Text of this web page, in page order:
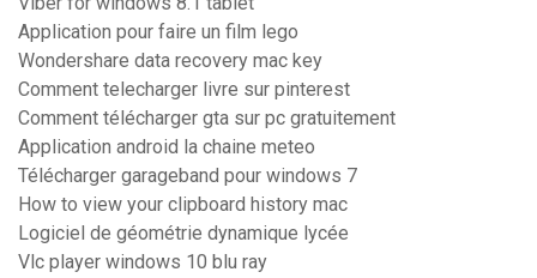
Application pour faire un film lego
Wondershare data recovery mac key
Comment telecharger livre sur pinterest
Comment télécharger gta sur pc gratuitement
Application android la chaine meteo
Télécharger garageband pour windows 7
How to view your clipboard history mac
Logiciel de géométrie dynamique lycée
Vlc player windows 10 blu ray